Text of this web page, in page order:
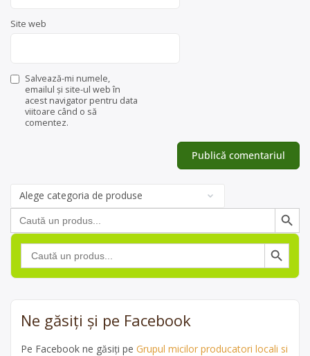
Site web
Salvează-mi numele,
emailul și site-ul web în
acest navigator pentru data
viitoare când o să
comentez.
Categorii
de
produse
Search
for:
Search Button
Search
for:
Search Button
Ne găsiți și pe Facebook
Pe Facebook ne găsiți pe Grupul micilor producatori locali si